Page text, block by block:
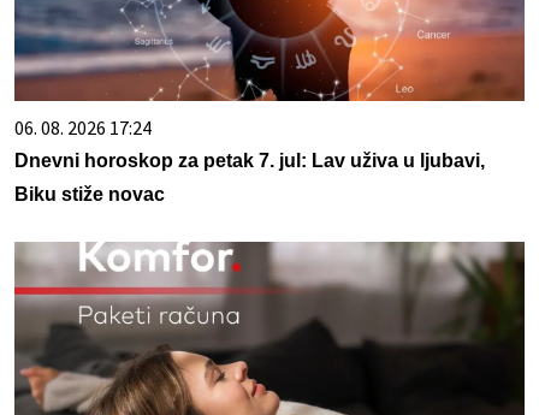
06. 08. 2026 17:24
Dnevni horoskop za petak 7. jul: Lav uživa u ljubavi,
Biku stiže novac